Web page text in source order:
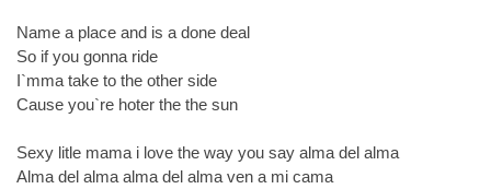
Name a place and is a done deal
So if you gonna ride
I`mma take to the other side
Cause you`re hoter the the sun
Sexy litle mama i love the way you say alma del alma
Alma del alma alma del alma ven a mi cama